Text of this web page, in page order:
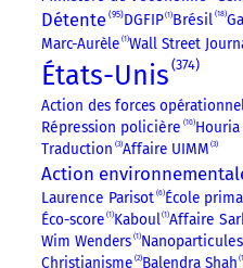
Détente 95 DGFIP 1 Brésil 18
Marc-Aurèle 1 Wall Street
États-Unis 374
Action des forces
Répression policière 10
Traduction 3 Affaire UIMM 3
Action
Laurence Parisot 6 École
Éco-score 1 Kaboul 1 Affaire
Wim Wenders 1 Nanoparticules
Christianisme 2 Balendra Shah